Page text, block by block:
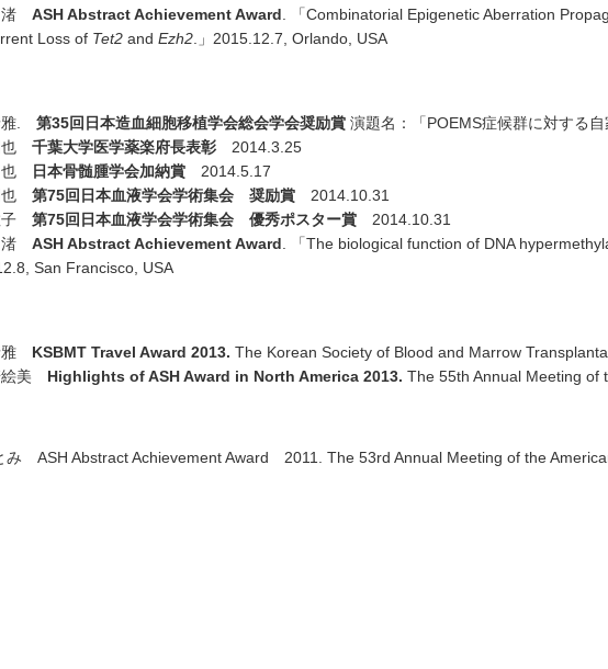
渚 ASH Abstract Achievement Award . 「Combinatorial Epigenetic Aberration
Loss of Tet2 and Ezh2 .」2015.12.7, Orlando, USA
雅. 第35回日本造血細胞移植学会総会学会奨励賞 演題名：「POEMS症候群に対する
也 千葉大学医学薬楽府長表彰 2014.3.25
也
日本骨髄腫学会加納賞 2014.5.17
也 第75回日本血液学会学術集会 奨励賞 2014.10.31
子 第75回日本血液学会学術集会 優秀ポスター賞 2014.10.31
渚 ASH Abstract Achievement Award . 「The biological function of DNA
San Francisco, USA
雅 KSBMT Travel Award 2013. The Korean Society of Blood and Marrow
絵美 Highlights of ASH Award in North America 2013. The 55th Annual Meeting of
み ASH Abstract Achievement Award 2011. The 53rd Annual Meeting of the